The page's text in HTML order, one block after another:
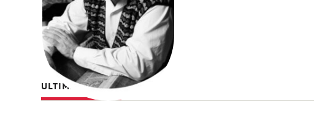
ULTIMI ARTICOLI